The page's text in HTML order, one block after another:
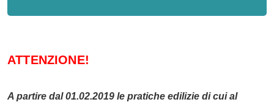
Whatsapp
ATTENZIONE!
A partire dal 01.02.2019 le pratiche edilizie di cui al